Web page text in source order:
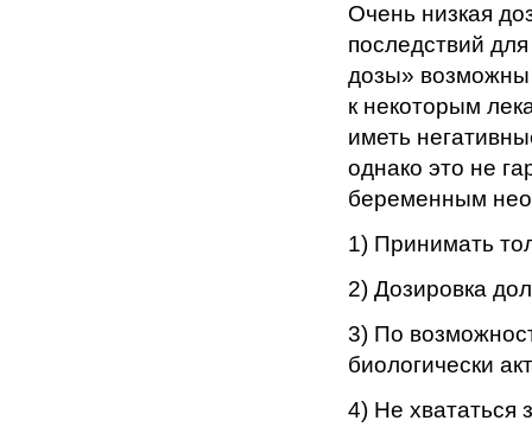
Очень низкая
последствий
дозы» возможны
к некоторым
иметь
однако это не
беременным
1) Принимать
2) Дозировка
3) По
биологически
4) Не хвататься